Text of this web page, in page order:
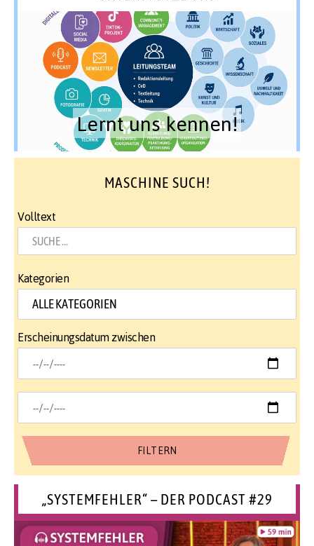
Lernt uns kennen!
MASCHINE SUCH!
Volltext
Kategorien
Erscheinungsdatum zwischen
„SYSTEMFEHLER“ – DER PODCAST #29